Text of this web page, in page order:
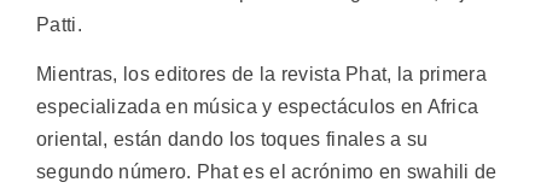
Patti.
Mientras, los editores de la revista Phat, la primera
especializada en música y espectáculos en Africa
oriental, están dando los toques finales a su
segundo número. Phat es el acrónimo en swahili de